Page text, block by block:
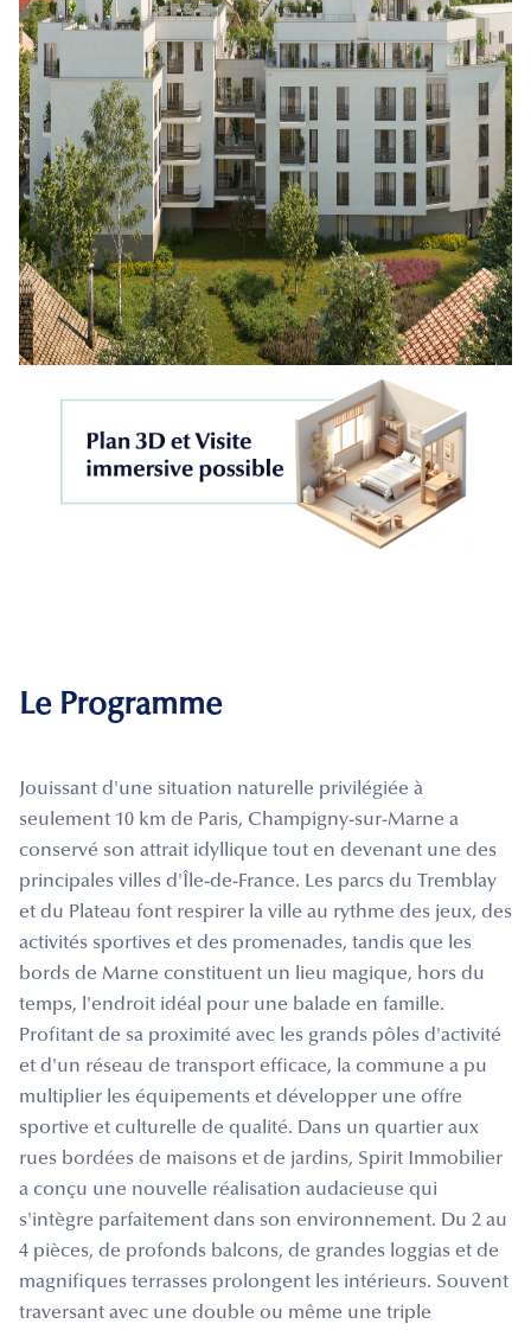
Le Programme
Jouissant d'une situation naturelle privilégiée à
seulement 10 km de Paris, Champigny-sur-Marne a
conservé son attrait idyllique tout en devenant une des
principales villes d'Île-de-France. Les parcs du Tremblay
et du Plateau font respirer la ville au rythme des jeux, des
activités sportives et des promenades, tandis que les
bords de Marne constituent un lieu magique, hors du
temps, l'endroit idéal pour une balade en famille.
Profitant de sa proximité avec les grands pôles d'activité
et d'un réseau de transport efficace, la commune a pu
multiplier les équipements et développer une offre
sportive et culturelle de qualité. Dans un quartier aux
rues bordées de maisons et de jardins, Spirit Immobilier
a conçu une nouvelle réalisation audacieuse qui
s'intègre parfaitement dans son environnement. Du 2 au
4 pièces, de profonds balcons, de grandes loggias et de
magnifiques terrasses prolongent les intérieurs. Souvent
traversant avec une double ou même une triple